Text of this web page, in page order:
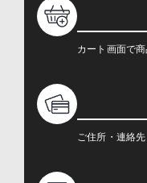
カート画面で
ご住所・連絡